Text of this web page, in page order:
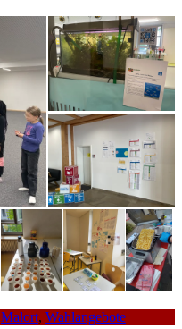
Malort, Wahlangebote